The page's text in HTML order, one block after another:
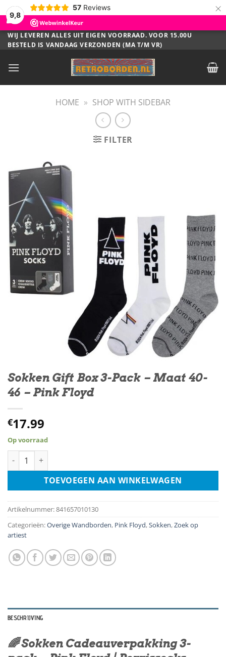
9,8
57 Reviews ×
Ga
naar
WIJ LEVEREN ALLES UIT EIGEN VOORRAAD. VOOR 15.00U
BESTELD IS VANDAAG VERZONDEN (MA T/M VR)
HOME » SHOP WITH SIDEBAR
FILTER
Sokken Gift Box 3-Pack – Maat 40-
46 – Pink Floyd
€17.99
Op voorraad
Sokken Gift Box 3-Pack - Maat 40-46 - Pink Floyd aantal
TOEVOEGEN AAN WINKELWAGEN
Artikelnummer:841657010130
Categorieën:Overige Wandborden, Pink Floyd,Sokken,Zoek op
artiest
BESCHRIJVING
🌈 Sokken Cadeauverpakking 3-